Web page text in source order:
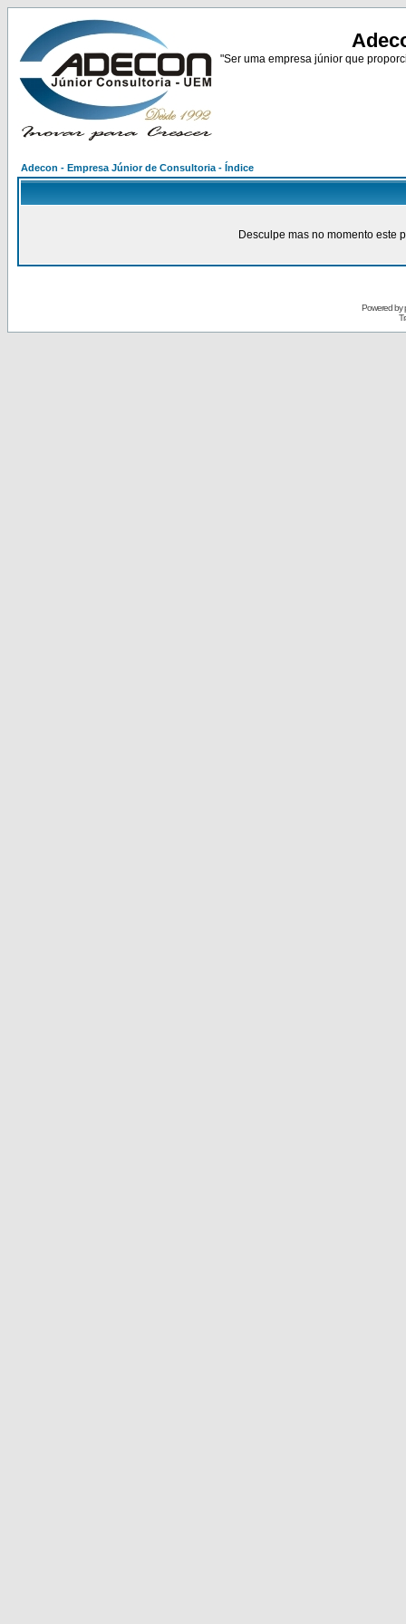
"Ser uma empresa júnior que
Adecon - Empresa Júnior de Consultoria - Índice
Desculpe mas no momento este
Powered by